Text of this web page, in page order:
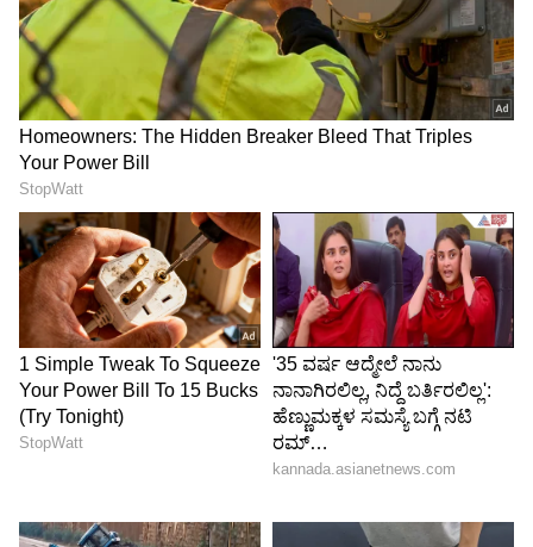
ಹಾಗೆಯೇ ಅಕ್ಟೋಬರ್‌ನಲ್ಲಿ ಮೆಲ್‌ಬೋರ್ನ್‌ ಡೆಪ್ಯೂಟಿ
ಮೇಯರ್‌ ಆಗಿ ರೋಶೇನಾ ಆಯ್ಕೆಯಾಗುವ ಮೂಲಕ 182
ವರ್ಷಗಳ ಇತಿಹಾಸವಿರುವ ಈ ಹುದ್ದೆಗೆ ಆಯ್ಕೆಯಾದ ಮೊದಲ
ಭಾರತೀಯ ಎಂಬ ಹೆಗ್ಗಳಿಕೆ ಪಾತ್ರವಾಗಿದ್ದಾರೆ. . ಆಕೆಯೊಂದಿಗೆ
ಸ್ವಾತಂತ್ರ್ಯ ಸಮಾರಂಭಗಳಿಗೆ ಹಾಜರಾಗುವುದು ತುಂಬಾ
ಸಂತೋಷವಾಗಿದೆ" ಎಂದು ಮೇಯರ್‌ ನಿಕ್‌ ರೀಸ್‌
ಬರೆದುಕೊಂಡಿದ್ದಾರೆ. ಸದ್ಯ ಮೇಯರ್ ನಿಕ್ ರೀಸ್ ರಾಮ್
ಮೀಡಿಯಾದಲ್ಲಿ ಭಾರೀ ವೈರಲ್ ಆಗುತ್ತಿದೆ. ಅವರ ಪೋಸ್ಟ್‌ಗೆ